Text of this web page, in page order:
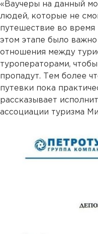
«Ваучеры на данный
людей, которые не
путешествие во время
этом этапе было
отношения между
туроператорами,
пропадут. Тем более
путевки пока
рассказывает
ассоциации туризма